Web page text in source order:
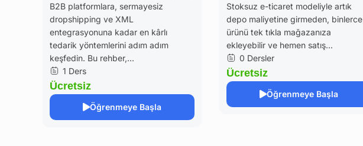
B2B platformlara, sermayesiz
dropshipping ve XML
entegrasyonuna kadar en kârlı
tedarik yöntemlerini adım adım
keşfedin. Bu rehber,...
1 Ders
Ücretsiz
Öğrenmeye Başla
Stoksuz e-ticaret modeliyle artık
depo maliyetine girmeden, binlerce
ürünü tek tıkla mağazanıza
ekleyebilir ve hemen satış...
0 Dersler
Ücretsiz
Öğrenmeye Başla